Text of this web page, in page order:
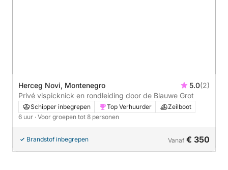
Herceg Novi, Montenegro 5.0(2)
Privé vispicknick en rondleiding door de Blauwe Grot
Schipper inbegrepen Top Verhuurder
Zeilboot
6 uur · Voor groepen tot 8 personen
Brandstof inbegrepen Vanaf € 350